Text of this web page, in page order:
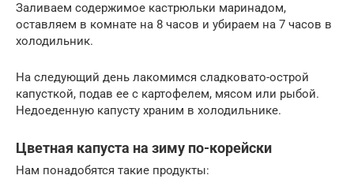
Заливаем содержимое кастрюльки маринадом,
оставляем в комнате на 8 часов и убираем на 7 часов в
холодильник.
На следующий день лакомимся сладковато-острой
капусткой, подав ее с картофелем, мясом или рыбой.
Недоеденную капусту храним в холодильнике.
Цветная капуста на зиму по-корейски
Нам понадобятся такие продукты: